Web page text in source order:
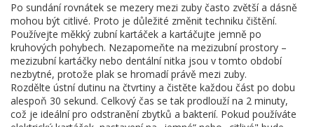
Po sundání rovnátek se mezery mezi zuby často zvětší a dásně
mohou být citlivé. Proto je důležité změnit techniku čištění.
Používejte měkký zubní kartáček a kartáčujte jemně po
kruhových pohybech. Nezapomeňte na mezizubní prostory –
mezizubní kartáčky nebo dentální nitka jsou v tomto období
nezbytné, protože plak se hromadí právě mezi zuby.
Rozdělte ústní dutinu na čtvrtiny a čistěte každou část po dobu
alespoň 30 sekund. Celkový čas se tak prodlouží na 2 minuty,
což je ideální pro odstranění zbytků a bakterií. Pokud používáte